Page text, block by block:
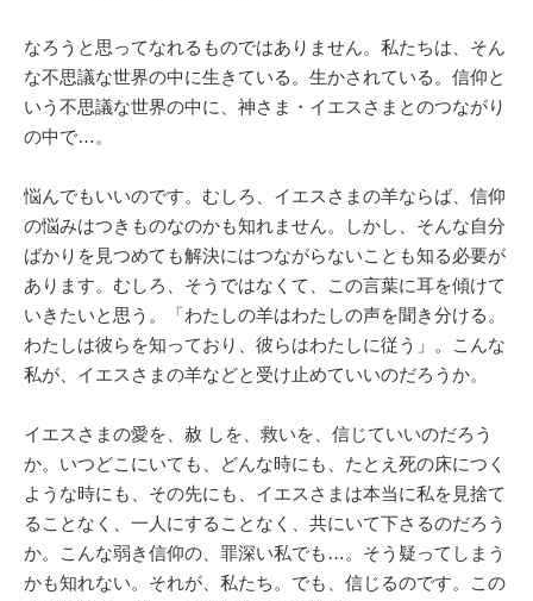
なろうと思ってなれるものではありません。私たちは、そん
な不思議な世界の中に生きている。生かされている。信仰と
いう不思議な世界の中に、神さま・イエスさまとのつながり
の中で…。
悩んでもいいのです。むしろ、イエスさまの羊ならば、信仰
の悩みはつきものなのかも知れません。しかし、そんな自分
ばかりを見つめても解決にはつながらないことも知る必要が
あります。むしろ、そうではなくて、この言葉に耳を傾けて
いきたいと思う。「わたしの羊はわたしの声を聞き分ける。
わたしは彼らを知っており、彼らはわたしに従う」。こんな
私が、イエスさまの羊などと受け止めていいのだろうか。
イエスさまの愛を、赦 しを、救いを、信じていいのだろう
か。いつどこにいても、どんな時にも、たとえ死の床につく
ような時にも、その先にも、イエスさまは本当に私を見捨て
ることなく、一人にすることなく、共にいて下さるのだろう
か。こんな弱き信仰の、罪深い私でも…。そう疑ってしまう
かも知れない。それが、私たち。でも、信じるのです。この